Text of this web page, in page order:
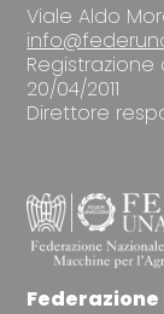
Viale Aldo
Registrazione
20/04/2011
Direttore